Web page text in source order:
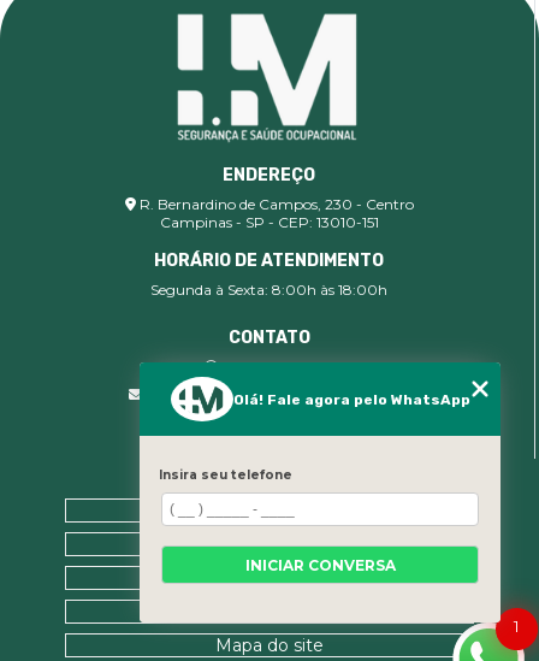
ENDEREÇO
R. Bernardino de Campos, 230 - Centro
Campinas - SP - CEP: 13010-151
HORÁRIO DE ATENDIMENTO
Segunda à Sexta: 8:00h às 18:00h
CONTATO
(19) 99400-9142
comercial@imsegocupacional.com.br
MENU
Home
Sobre nós
Contato
Mapa do site
1
Olá! Fale agora pelo WhatsApp
Insira seu telefone
INICIAR CONVERSA